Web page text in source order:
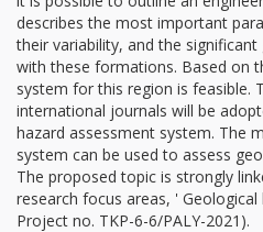
describes the most important
their variability, and the
with these formations. Based on
system for this region is feasible.
international journals will be
hazard assessment system. The
system can be used to assess
The proposed topic is strongly
research focus areas, ' Geological
Project no. TKP-6-6/PALY-2021).